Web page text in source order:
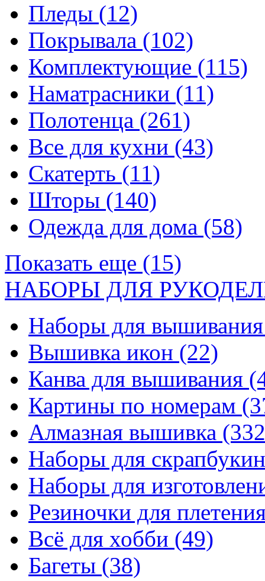
Пледы (12)
Покрывала (102)
Комплектующие (115)
Наматрасники (11)
Полотенца (261)
Все для кухни (43)
Скатерть (11)
Шторы (140)
Одежда для дома (58)
Показать еще (15)
НАБОРЫ ДЛЯ
Наборы для
Вышивка икон (22)
Канва для вышивания
Картины по номерам
Алмазная вышивка
Наборы для
Наборы для
Резиночки для
Всё для хобби (49)
Багеты (38)